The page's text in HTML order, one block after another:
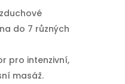
do 7 různých
pro intenzivní,
masáž.